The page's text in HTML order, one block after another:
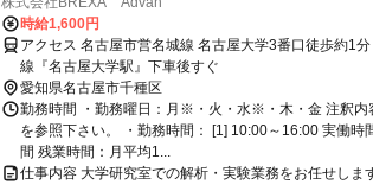
時給1,600円
アクセス 名古屋市営名城線 名古屋大学3番口徒歩約1
線『名古屋大学駅』下車後すぐ
愛知県名古屋市千種区
勤務時間 ・勤務曜日：月※・火・水※・木・金 注釈内
を参照下さい。 ・勤務時間： [1] 10:00～16:00 実働時
間 残業時間：月平均1...
仕事内容 大学研究室での解析・実験業務をお任せしま